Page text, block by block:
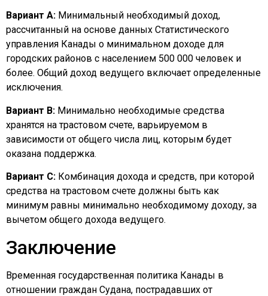
Вариант A: Минимальный необходимый доход,
рассчитанный на основе данных Статистического
управления Канады о минимальном доходе для
городских районов с населением 500 000 человек и
более. Общий доход ведущего включает определенные
исключения.
Вариант B: Минимально необходимые средства
хранятся на трастовом счете, варьируемом в
зависимости от общего числа лиц, которым будет
оказана поддержка.
Вариант C: Комбинация дохода и средств, при которой
средства на трастовом счете должны быть как
минимум равны минимально необходимому доходу, за
вычетом общего дохода ведущего.
Заключение
Временная государственная политика Канады в
отношении граждан Судана, пострадавших от